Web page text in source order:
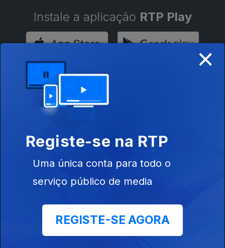
Instale a aplicação RTP Play
Disponível para iOS, Android, Apple TV, Android TV e
CarPlay
×
Registe-se na RTP
Uma única conta para todo o
serviço público de media
REGISTE-SE AGORA